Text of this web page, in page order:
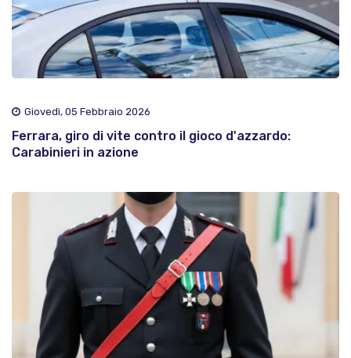
Giovedì, 05 Febbraio 2026
Ferrara, giro di vite contro il gioco d'azzardo:
Carabinieri in azione